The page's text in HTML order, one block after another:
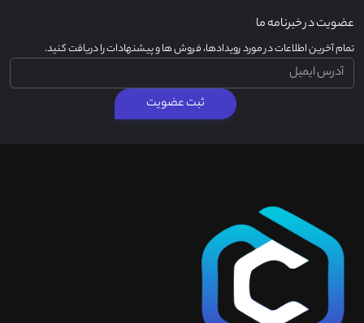
عضویت در خبرنامه ما
تمام آخرین اطلاعات در مورد رویدادها، فروش ها و پیشنهادات را دریافت کنید.
ثبت عضویت